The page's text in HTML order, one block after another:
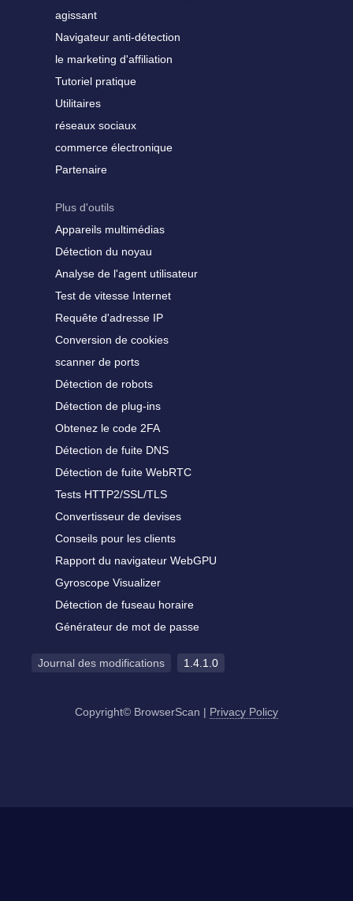
agissant
Navigateur anti-détection
le marketing d'affiliation
Tutoriel pratique
Utilitaires
réseaux sociaux
commerce électronique
Partenaire
Plus d'outils
Appareils multimédias
Détection du noyau
Analyse de l'agent utilisateur
Test de vitesse Internet
Requête d'adresse IP
Conversion de cookies
scanner de ports
Détection de robots
Détection de plug-ins
Obtenez le code 2FA
Détection de fuite DNS
Détection de fuite WebRTC
Tests HTTP2/SSL/TLS
Convertisseur de devises
Conseils pour les clients
Rapport du navigateur WebGPU
Gyroscope Visualizer
Détection de fuseau horaire
Générateur de mot de passe
Journal des modifications 1.4.1.0
Copyright© BrowserScan | Privacy Policy